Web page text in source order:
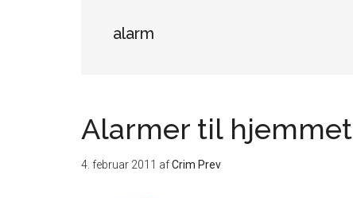
alarm
Alarmer til hjemmet
4. februar 2011 afCrim Prev